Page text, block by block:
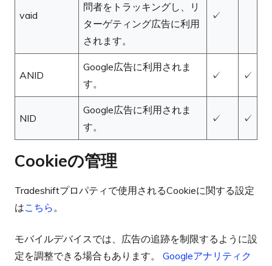
vaid
問者をトラッキングし、リ
ターゲティング広告に利用
されます。
✓
ANID
Google広告に利用されま
す。
✓ ✓
NID
Google広告に利用されま
す。
✓ ✓
Cookieの管理
Tradeshiftプロパティで使用されるCookieに関する設定
はこちら。
モバイルデバイスでは、広告の追跡を制限するように設
定を調整できる場合もあります。 Googleアナリティク